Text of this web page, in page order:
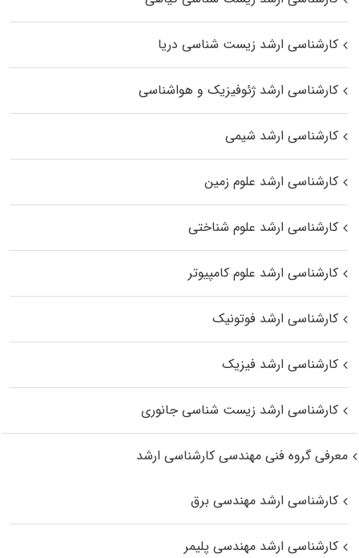
کارشناسی ارشد زیست‌ شناسی دریا
کارشناسی ارشد ژئوفیزیک و هواشناسی
کارشناسی ارشد شیمی
کارشناسی ارشد علوم زمین
کارشناسی ارشد علوم شناختی
کارشناسی ارشد علوم کامپیوتر
کارشناسی ارشد فوتونیک
کارشناسی ارشد فیزیک
کارشناسی ارشد زیست‌ شناسی جانوری
معرفی گروه فنی مهندسی کارشناسی ارشد
کارشناسی ارشد مهندسی برق
کارشناسی ارشد مهندسی پلیمر